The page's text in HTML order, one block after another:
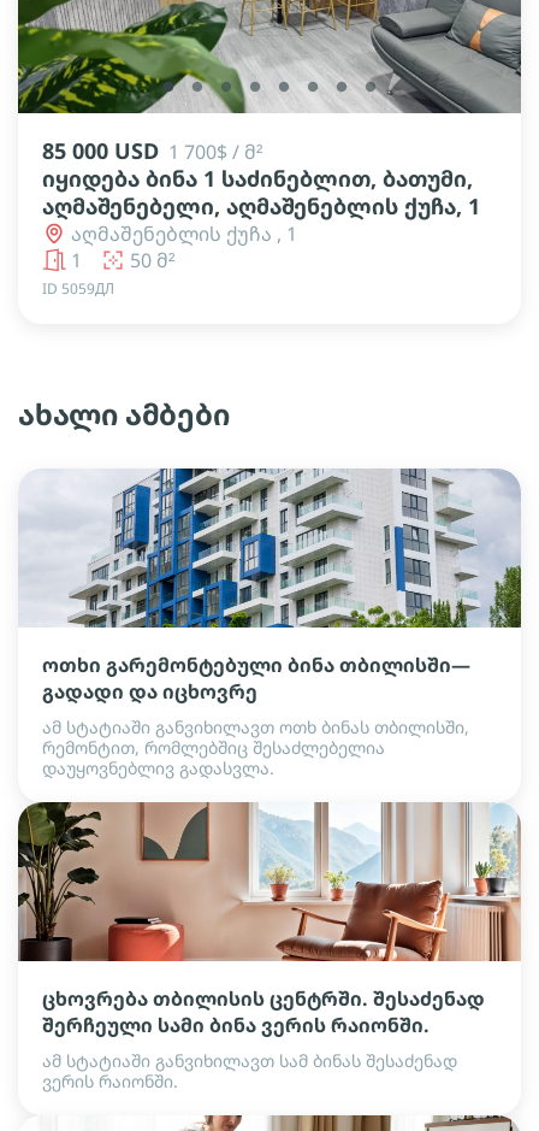
lens lens lens lens lens lens lens lens
85 000 USD 1 700$ / მ²
იყიდება ბინა 1 საძინებლით, ბათუმი,
აღმაშენებელი, აღმაშენებლის ქუჩა, 1
აღმაშენებლის ქუჩა , 1
1
50 მ²
ID 5059ДЛ
ახალი ამბები
ოთხი გარემონტებული ბინა თბილისში—
გადადი და იცხოვრე
ამ სტატიაში განვიხილავთ ოთხ ბინას თბილისში,
რემონტით, რომლებშიც შესაძლებელია
დაუყოვნებლივ გადასვლა.
ცხოვრება თბილისის ცენტრში. შესაძენად
შერჩეული სამი ბინა ვერის რაიონში.
ამ სტატიაში განვიხილავთ სამ ბინას შესაძენად
ვერის რაიონში.